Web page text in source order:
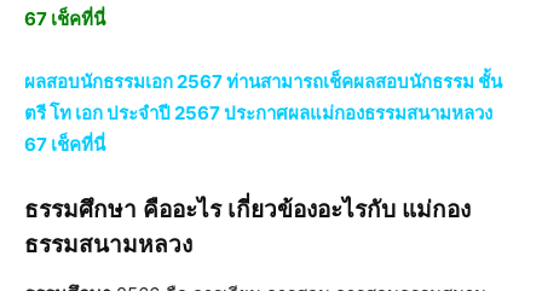
67 เช็คที่นี่
ผลสอบนักธรรมเอก 2567 ท่านสามารถเช็คผลสอบนักธรรม ชั้น
ตรี โท เอก ประจำปี 2567 ประกาศผลแม่กองธรรมสนามหลวง
67 เช็คที่นี่
ธรรมศึกษา คืออะไร เกี่ยวข้องอะไรกับ แม่กอง
ธรรมสนามหลวง